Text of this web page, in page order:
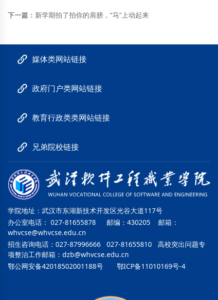
下一篇： 新学期拍了拍你的肩膀，“马”上动起来
媒体类网站链接
政府门户类网站链接
教育行政类类网站链接
兄弟院校链接
学院地址：武汉市东湖新技术开发区光谷大道117号
办公室电话： 027-81655878 邮编：430205 邮箱：
whvcse@whvcse.edu.cn
招生咨询电话：027-87996666 027-81655810 高校突出问题专
项整治工作邮箱：dzb@whvcse.edu.cn
鄂公网安备42018502001188号
鄂ICP备11010169号-4